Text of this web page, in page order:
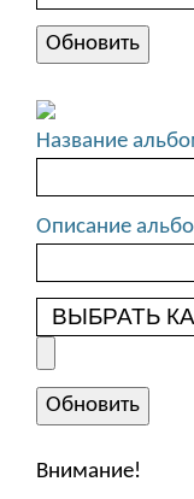
Название
Описание
ВЫБРАТЬ
Внимание!